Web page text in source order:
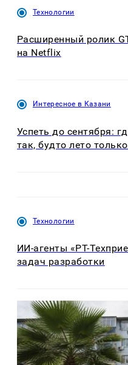
Технологии
Расширенный ролик
на Netflix
Интересное в Казани
Успеть до сентября:
так, будто лето
Технологии
ИИ-агенты «РТ-
задач разработки